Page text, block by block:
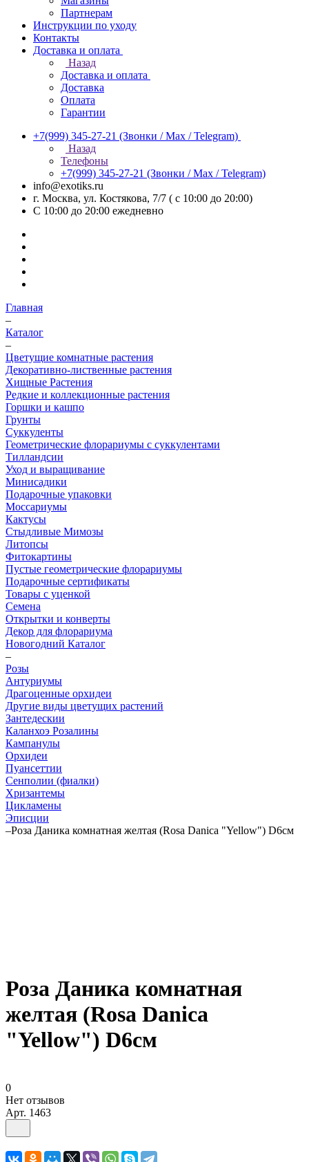
Партнерам
Инструкции по уходу
Контакты
Доставка и оплата
Назад
Доставка и оплата
Доставка
Оплата
Гарантии
+7(999) 345-27-21 (Звонки / Max / Telegram)
Назад
Телефоны
+7(999) 345-27-21 (Звонки / Max / Telegram)
info@exotiks.ru
г. Москва, ул. Костякова, 7/7 ( с 10:00 до 20:00)
С 10:00 до 20:00 ежедневно
Главная
–
Каталог
–
Цветущие комнатные растения
Декоративно-лиственные растения
Хищные Растения
Редкие и коллекционные растения
Горшки и кашпо
Грунты
Суккуленты
Геометрические флорариумы с суккулентами
Тилландсии
Уход и выращивание
Минисадики
Подарочные упаковки
Моссариумы
Кактусы
Стыдливые Мимозы
Литопсы
Фитокартины
Пустые геометрические флорариумы
Подарочные сертификаты
Товары с уценкой
Семена
Открытки и конверты
Декор для флорариума
Новогодний Каталог
–
Розы
Антуриумы
Драгоценные орхидеи
Другие виды цветущих растений
Зантедескии
Каланхоэ Розалины
Кампанулы
Орхидеи
Пуансеттии
Сенполии (фиалки)
Хризантемы
Цикламены
Эписции
–Роза Даника комнатная желтая (Rosa Danica "Yellow") D6см
Роза Даника комнатная
желтая (Rosa Danica
"Yellow") D6см
0
Нет отзывов
Арт. 1463